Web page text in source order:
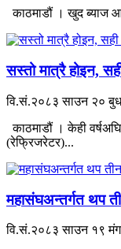
काठमाडौं । खुद ब्याज
सस्तो मात्रै होइन,
वि.सं.२०८३ साउन २०
काठमाडौं । केही
(रेफ्रिजरेटर)...
महासंघअन्तर्गत थप
वि.सं.२०८३ साउन १९